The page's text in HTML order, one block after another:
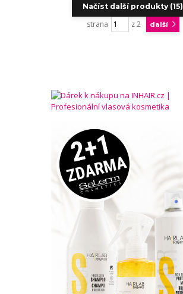
Načíst další produkty (15)
strana z 2 další